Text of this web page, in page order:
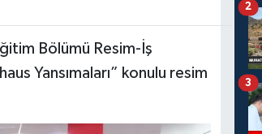
Bölümü Resim-İş
Yansımaları” konulu resim
2
3